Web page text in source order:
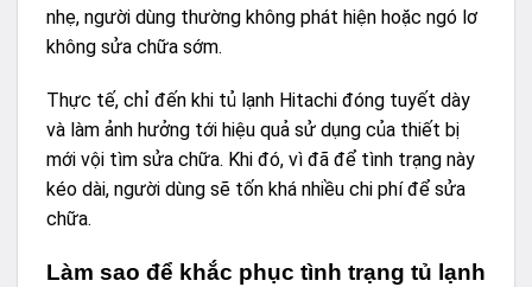
nhẹ, người dùng thường không phát hiện hoặc ngó lơ
không sửa chữa sớm.
Thực tế, chỉ đến khi tủ lạnh Hitachi đóng tuyết dày
và làm ảnh hưởng tới hiệu quả sử dụng của thiết bị
mới vội tìm sửa chữa. Khi đó, vì đã để tình trạng này
kéo dài, người dùng sẽ tốn khá nhiều chi phí để sửa
chữa.
Làm sao để khắc phục tình trạng tủ lạnh